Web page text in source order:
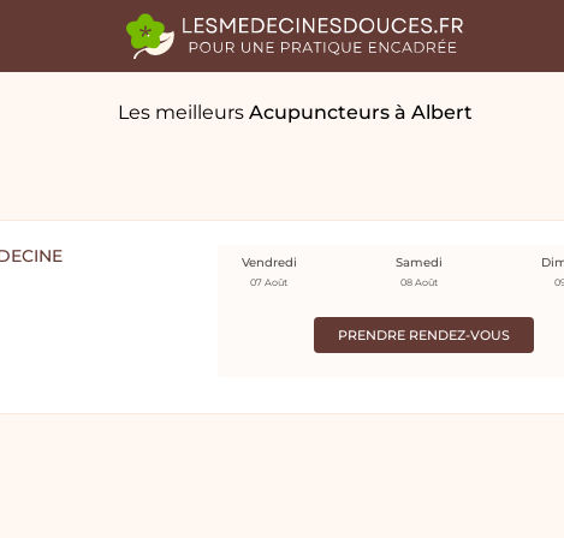
Les meilleurs Acupuncteurs à Albert
PRENDRE RENDEZ-VOUS
Vendredi
07 Août
Samedi
08 Août